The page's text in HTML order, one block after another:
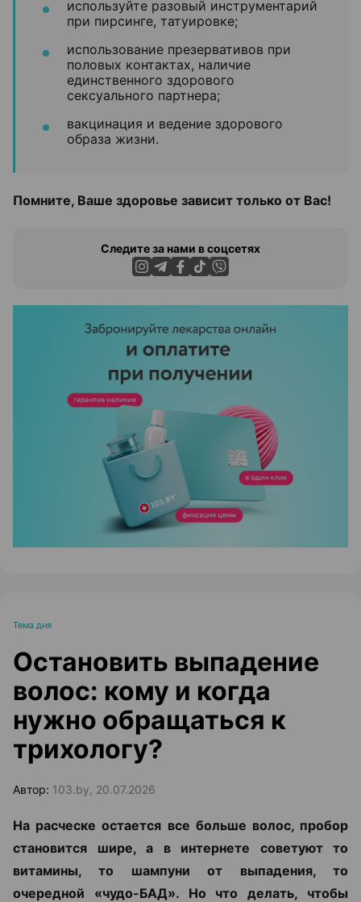
используйте разовый инструментарий
при пирсинге, татуировке;
использование презервативов при
половых контактах, наличие
единственного здорового
сексуального партнера;
вакцинация и ведение здорового
образа жизни.
Помните, Ваше здоровье зависит только от Вас!
Следите за нами в соцсетях
ЭФФЕКТИВНАЯ РЕКЛАМА НА САЙТЕ
Тема дня
Остановить выпадение
волос: кому и когда
нужно обращаться к
трихологу?
Автор: 103.by, 20.07.2026
На расческе остается все больше волос, пробор
становится шире, а в интернете советуют то
витамины, то шампуни от выпадения, то
очередной «чудо-БАД». Но что делать, чтобы